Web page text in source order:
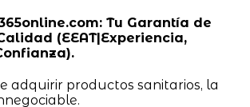
Tu Garantía de
(EEAT|Experiencia,
adquirir productos sanitarios, la